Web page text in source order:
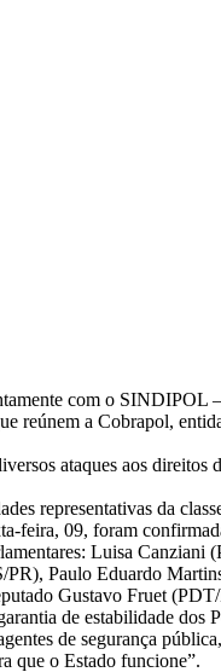
com o SINDIPOL
reúnem a Cobrapol,
ataques aos direitos
representativas da
feira, 09, foram
Luisa Canziani
Paulo Eduardo
Gustavo Fruet
de estabilidade dos
de segurança
que o Estado funcione”.